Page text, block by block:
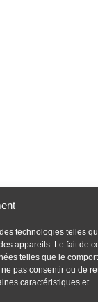
technologies telles
appareils. Le fait de
telles que le
pas consentir ou de
caractéristiques et